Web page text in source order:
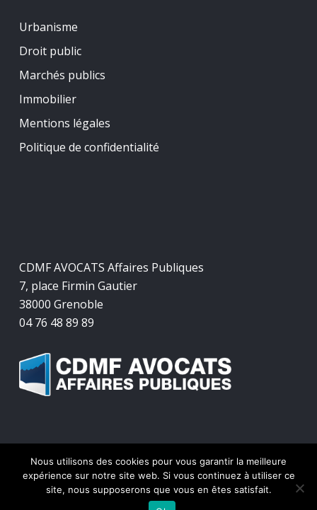
Urbanisme
Droit public
Marchés publics
Immobilier
Mentions légales
Politique de confidentialité
CDMF AVOCATS Affaires Publiques
7, place Firmin Gautier
38000 Grenoble
04 76 48 89 89
© 2026 CDMF Avocats Affaires Publiques.
Nous utilisons des cookies pour vous garantir la meilleure
expérience sur notre site web. Si vous continuez à utiliser ce
site, nous supposerons que vous en êtes satisfait.